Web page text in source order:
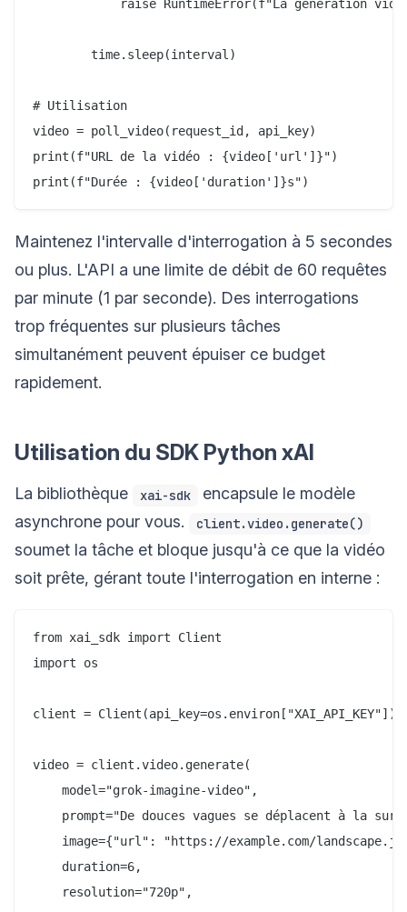
raise RuntimeError(f"La génération
        time.sleep(interval)
# Utilisation
video = poll_video(request_id, api_key)
print(f"URL de la vidéo : {video['url']}")
Maintenez l'intervalle d'interrogation à 5 secondes
ou plus. L'API a une limite de débit de 60 requêtes
par minute (1 par seconde). Des interrogations
trop fréquentes sur plusieurs tâches
simultanément peuvent épuiser ce budget
rapidement.
Utilisation du SDK Python xAI
La bibliothèque xai-sdk
encapsule le modèle
asynchrone pour vous.
client.video.generate()
soumet la tâche et bloque jusqu'à ce que la vidéo
soit prête, gérant toute l'interrogation en interne :
from xai_sdk import Client
import os
client = Client(api_key=os.environ["XAI_API_KEY"])
video = client.video.generate(
    model="grok-imagine-video",
prompt="De douces vagues se déplacent à la
image={"url": "https://example.com/
    duration=6,
    resolution="720p",